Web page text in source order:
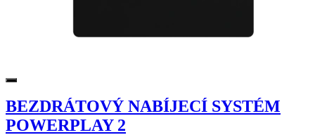
BEZDRÁTOVÝ NABÍJECÍ SYSTÉM
POWERPLAY 2